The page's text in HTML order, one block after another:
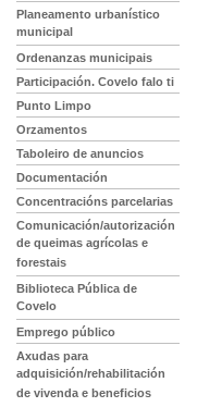
Planeamento urbanístico
municipal
Ordenanzas municipais
Participación. Covelo falo ti
Punto Limpo
Orzamentos
Taboleiro de anuncios
Documentación
Concentracións parcelarias
Comunicación/autorización
de queimas agrícolas e
forestais
Biblioteca Pública de
Covelo
Emprego público
Axudas para
adquisición/rehabilitación
de vivenda e beneficios